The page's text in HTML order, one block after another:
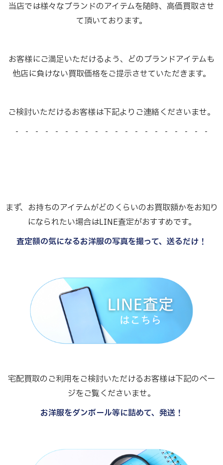
当店では様々なブランドのアイテムを随時、高価買取させ
て頂いております。
お客様にご満足いただけるよう、どのブランドアイテムも
他店に負けない買取価格をご提示させていただきます。
ご検討いただけるお客様は下記よりご連絡くださいませ。
- - - - - - - - - - - - - - - - - - - -
まず、お持ちのアイテムがどのくらいのお買取額かをお知り
になられたい場合はLINE査定がおすすめです。
査定額の気になるお洋服の写真を撮って、送るだけ！
宅配買取のご利用をご検討いただけるお客様は下記のペー
ジをご覧くださいませ。
お洋服をダンボール等に詰めて、発送！